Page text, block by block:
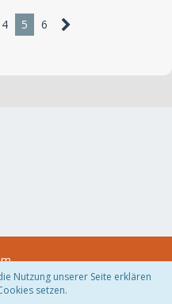
4 5 6
Nutzung unserer Seite erklären
setzen.